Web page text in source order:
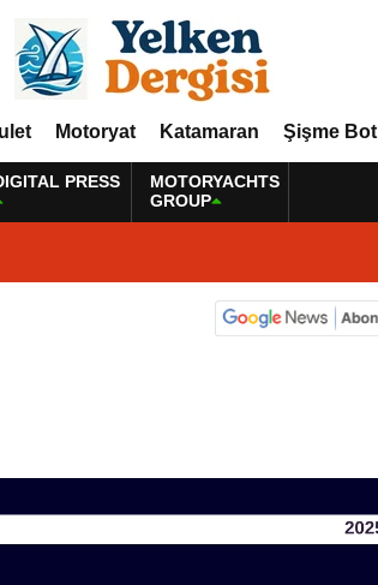
Motoryat Katamaran Şişme Bot
PRESS
MOTORYACHTS
GROUP